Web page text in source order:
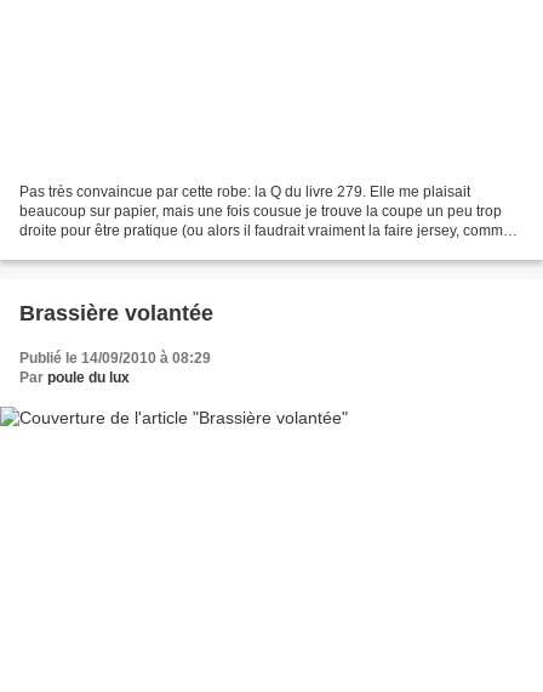
Pas très convaincue par cette robe: la Q du livre 279. Elle me plaisait
beaucoup sur papier, mais une fois cousue je trouve la coupe un peu trop
droite pour être pratique (ou alors il faudrait vraiment la faire jersey, comme
Brassière volantée
Publié le 14/09/2010 à 08:29
Par poule du lux